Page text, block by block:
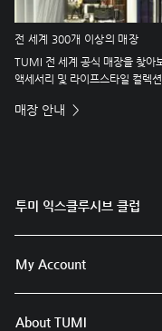
전 세계 300개 이상의 매장
TUMI 전 세계 공식 매장을 찾아
액세서리 및 라이프스타일 컬렉
매장 안내
투미 익스클루시브 클럽
My Account
About TUMI